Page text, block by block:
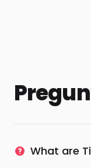
What are